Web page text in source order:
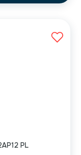
PL